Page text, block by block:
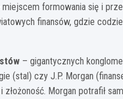
formowania się i
finansów, gdzie
– gigantycznych
(stal) czy J.P. Morgan
Morgan potrafił